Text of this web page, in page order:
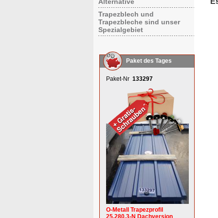
Trapezblech und
Trapezbleche sind unser
Spezialgebiet
Paket des Tages
Paket-Nr 133297
O-Metall Trapezprofil
25.280.3-N Dachversion